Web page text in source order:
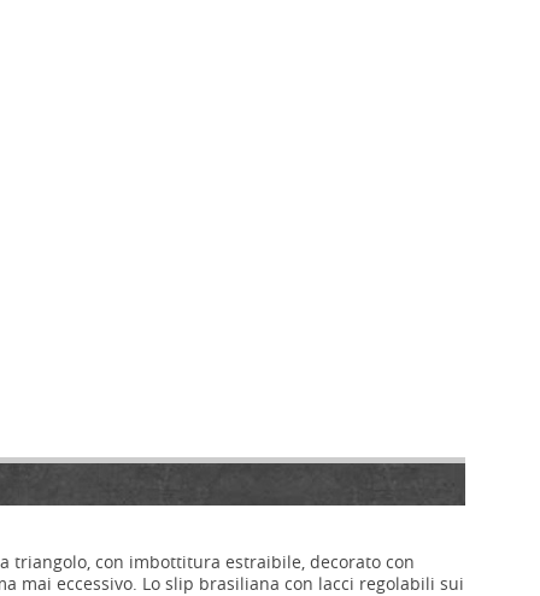
triangolo, con imbottitura estraibile, decorato con
mai eccessivo. Lo slip brasiliana con lacci regolabili sui